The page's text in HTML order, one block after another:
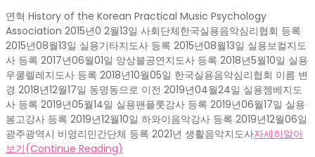
연혁 History of the Korean Practical Music Psychology
Association 2015년0 2월13일 사회단체한국실용음악심리협회 등록
2015년08월13일 실용기타지도사 등록 2015년08월13일 실용보컬지도
사 등록​ 2017년06월01일 앙상블공연지도사 등록 2018년5월10일 실용
우쿨렐레지도사 등록 2018년10월05일 한국실용음악심리협회 이름 변
경 2018년12월17일 동명동으로 이전 2019년04월24일 실용젬베지도
사 등록 2019년05월14일 실용팬플룻강사 등록 2019년06월17일 실용
봉고강사 등록 2019년12월10일 하와이음악강사 등록 2019년12월06일
광주광역시 비영리민간단체 등록 2021년 생활음악지도사자세히알아
보기(Continue Reading)